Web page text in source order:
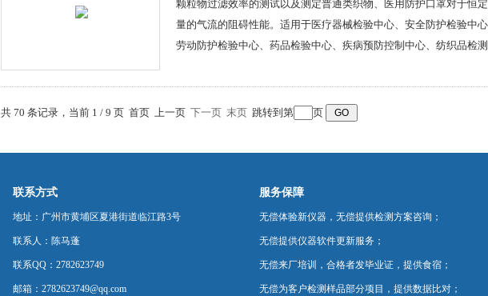
颗粒物过滤效率的测试以及测定普通类织物、医用防护口罩对于恒
量的气流的阻碍性能。适用于医疗器械检验中心、安全防护检验中心
劳动防护检验中心、药品检验中心、疾病预防控制中心、纺织品检
共 70 条记录，当前 1 / 9 页 首页 上一页 下一页 末页 跳转到第 页
联系方式
地址：广州市黄埔区夏港街道临江路3号
联系人：陈马蓬
联系QQ：2782623749
邮箱：2782623749@qq.com
服务保障
无偿体验新仪器，无偿提供检测方案咨询；
无偿提供仪器软件更新服务；
无偿来厂培训，合格者发毕业证，提供食宿；
无偿为客户检测样品部分项目，提供数据比对；